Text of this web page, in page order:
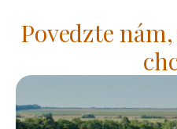
Povedzte